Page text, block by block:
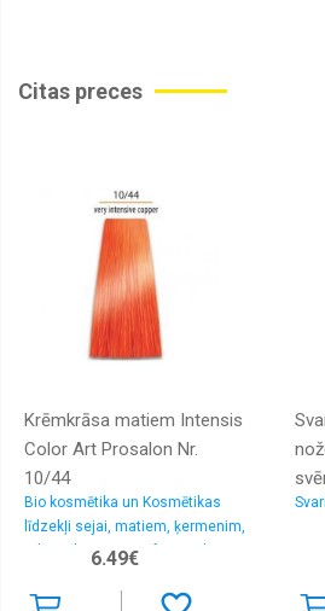
Citas preces
Krēmkrāsa matiem Intensis
Color Art Prosalon Nr.
10/44
Bio kosmētika un Kosmētikas
līdzekļi sejai, matiem, ķermenim,
rokām, kājām > Profesionālas
6.49€